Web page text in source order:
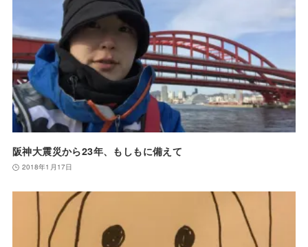
阪神大震災から23年、もしもに備えて
2018年1月17日